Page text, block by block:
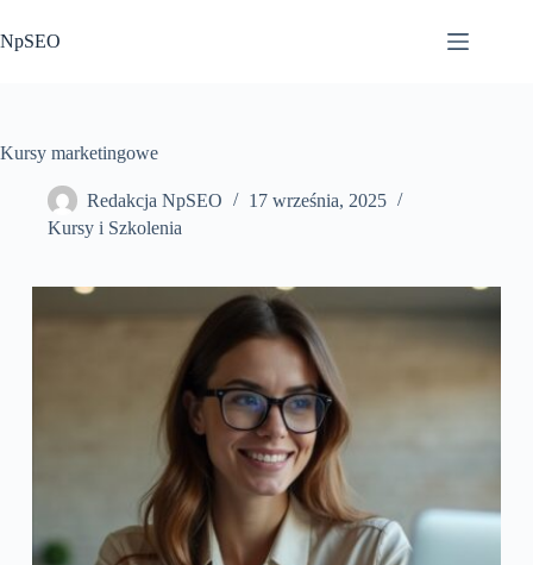
do
treści
NpSEO
Kursy marketingowe
Redakcja NpSEO
17 września, 2025
Kursy i Szkolenia